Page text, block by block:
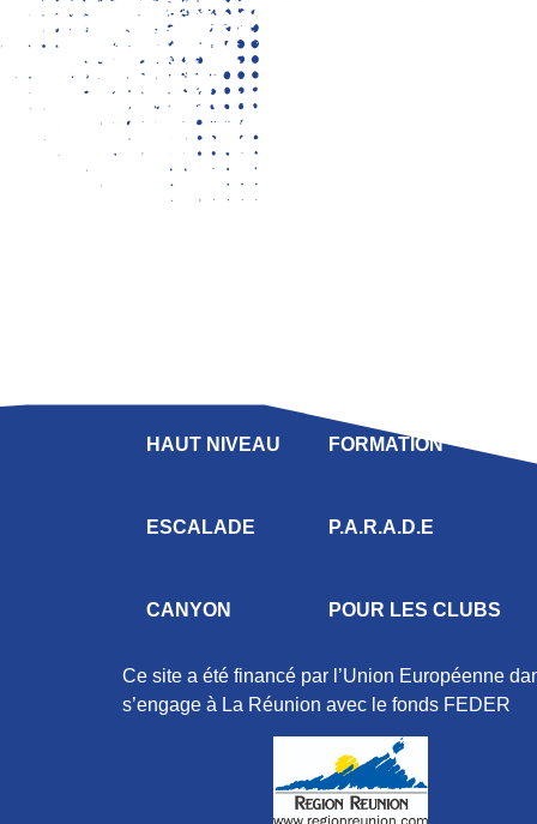
HAUT NIVEAU
ESCALADE
CANYON
FORMATION
P.A.R.A.D.E
POUR LES CLUBS
Ce site a été financé par l’Union Européenne
s’engage à La Réunion avec le fonds FEDER